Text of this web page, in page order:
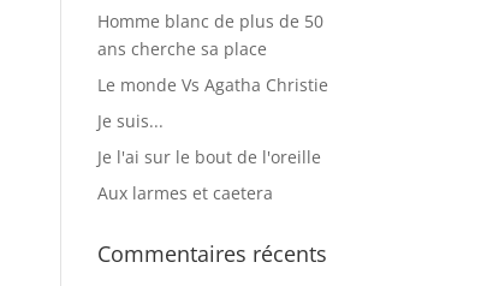
Homme blanc de plus de 50
ans cherche sa place
Le monde Vs Agatha Christie
Je suis...
Je l'ai sur le bout de l'oreille
Aux larmes et caetera
Commentaires récents